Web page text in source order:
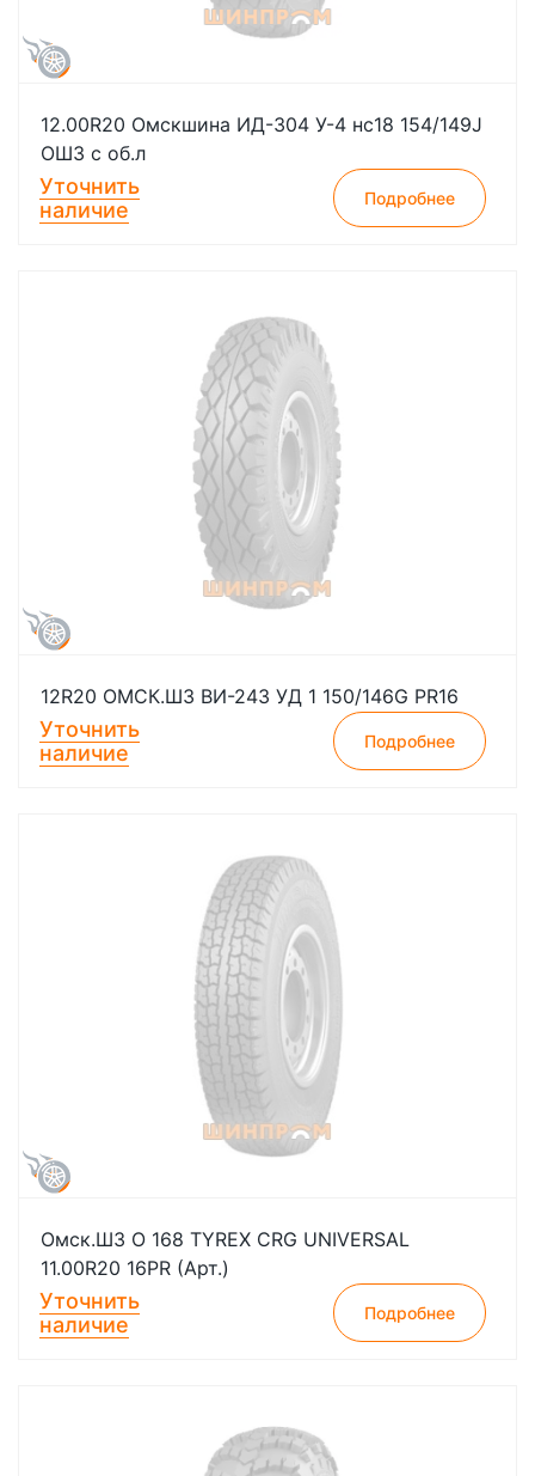
12.00R20 Омскшина ИД-304 У-4 нс18 154/149J
ОШЗ с об.л
Уточнить
наличие
Подробнее
12R20 ОМСК.ШЗ ВИ-243 УД 1 150/146G PR16
Уточнить
наличие
Подробнее
Омск.ШЗ О 168 TYREX CRG UNIVERSAL
11.00R20 16PR (Арт.)
Уточнить
наличие
Подробнее